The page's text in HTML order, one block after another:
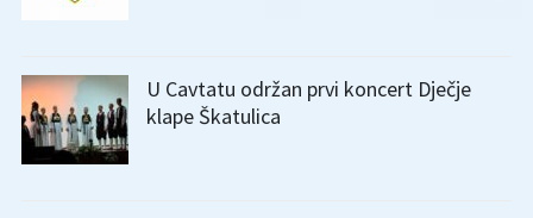
U Cavtatu održan prvi koncert Dječje
klape Škatulica